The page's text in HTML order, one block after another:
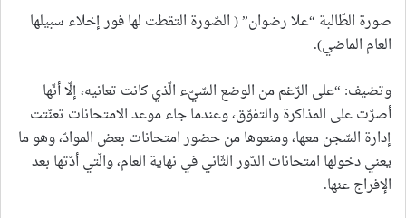
صورة الطّالبة “علا رضوان” ( الصّورة التقطت لها فور إخلاء سبيلها
العام الماضي).
وتضيف: “على الرّغم من الوضع السّيّء الّذي كانت تعانيه، إلّا أنّها
أصرّت على المذاكرة والتفوّق، وعندما جاء موعد الامتحانات تعنّتت
إدارة السّجن معها، ومنعوها من حضور امتحانات بعض الموادّ، وهو ما
يعني دخولها امتحانات الدّور الثّاني في نهاية العام، والّتي أدّتها بعد
الإفراج عنها.